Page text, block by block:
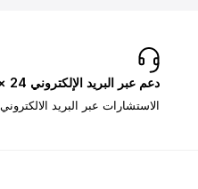
دعم عبر البريد الإلكتروني 24 × 7
الاستشارات عبر البريد الالكتروني